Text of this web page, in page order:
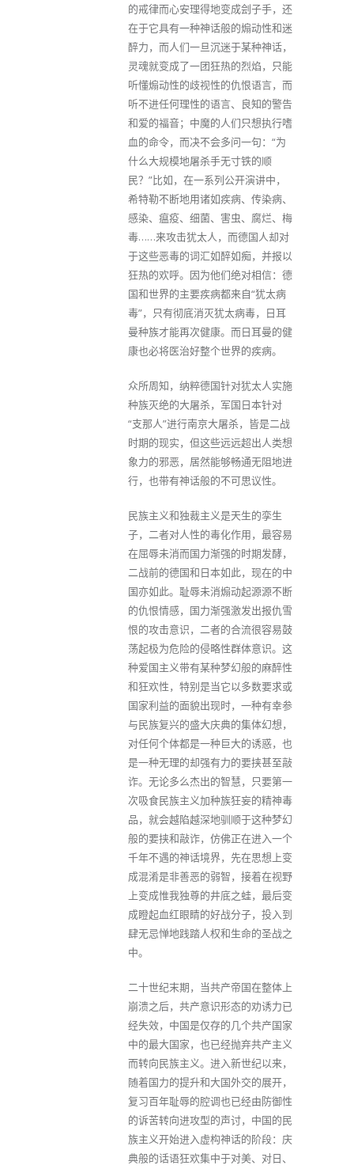
的戒律而心安理得地变成刽子手，还
在于它具有一种神话般的煽动性和迷
醉力，而人们一旦沉迷于某种神话，
灵魂就变成了一团狂热的烈焰，只能
听懂煽动性的歧视性的仇恨语言，而
听不进任何理性的语言、良知的警告
和爱的福音；中魔的人们只想执行嗜
血的命令，而决不会多问一句：“为
什么大规模地屠杀手无寸铁的顺
民？”比如，在一系列公开演讲中，
希特勒不断地用诸如疾病、传染病、
感染、瘟疫、细菌、害虫、腐烂、梅
毒……来攻击犹太人，而德国人却对
于这些恶毒的词汇如醉如痴，并报以
狂热的欢呼。因为他们绝对相信：德
国和世界的主要疾病都来自“犹太病
毒”，只有彻底消灭犹太病毒，日耳
曼种族才能再次健康。而日耳曼的健
康也必将医治好整个世界的疾病。
众所周知，纳粹德国针对犹太人实施
种族灭绝的大屠杀，军国日本针对
“支那人”进行南京大屠杀，皆是二战
时期的现实，但这些远远超出人类想
象力的邪恶，居然能够畅通无阻地进
行，也带有神话般的不可思议性。
民族主义和独裁主义是天生的孪生
子，二者对人性的毒化作用，最容易
在屈辱未消而国力渐强的时期发酵，
二战前的德国和日本如此，现在的中
国亦如此。耻辱未消煽动起源源不断
的仇恨情感，国力渐强激发出报仇雪
恨的攻击意识，二者的合流很容易鼓
荡起极为危险的侵略性群体意识。这
种爱国主义带有某种梦幻般的麻醉性
和狂欢性，特别是当它以多数要求或
国家利益的面貌出现时，一种有幸参
与民族复兴的盛大庆典的集体幻想，
对任何个体都是一种巨大的诱惑，也
是一种无理的却强有力的要挟甚至敲
诈。无论多么杰出的智慧，只要第一
次吸食民族主义加种族狂妄的精神毒
品，就会越陷越深地驯顺于这种梦幻
般的要挟和敲诈，仿佛正在进入一个
千年不遇的神话境界，先在思想上变
成混淆是非善恶的弱智，接着在视野
上变成惟我独尊的井底之蛙，最后变
成瞪起血红眼睛的好战分子，投入到
肆无忌惮地践踏人权和生命的圣战之
中。
二十世纪末期，当共产帝国在整体上
崩溃之后，共产意识形态的劝诱力已
经失效，中国是仅存的几个共产国家
中的最大国家，也已经抛弃共产主义
而转向民族主义。进入新世纪以来，
随着国力的提升和大国外交的展开，
复习百年耻辱的腔调也已经由防御性
的诉苦转向进攻型的声讨，中国的民
族主义开始进入虚构神话的阶段：庆
典般的话语狂欢集中于对美、对日、